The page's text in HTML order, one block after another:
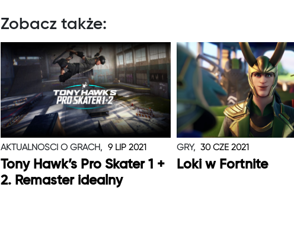
Zobacz także:
AKTUALNOŚCI O GRACH, 9 LIP 2021
Tony Hawk’s Pro Skater 1 +
2. Remaster idealny
GRY, 30 CZE 2021
Loki w Fortnite